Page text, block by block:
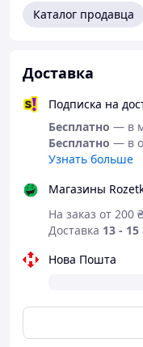
выходите из
☔ Большой купол
Полноценная
Закрывает плечи
🔒 Надёжный
как один из самых
✋ Прорезиненная
Эргономичная
Каталог продавца
Доставка
Подписка на
Бесплатно — в
Бесплатно — в
Узнать больше
Магазины
На заказ от 200
Доставка 13 - 15
Нова Пошта